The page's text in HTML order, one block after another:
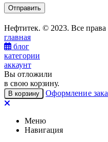
Нефтитек. © 2023. Все
главная
блог
категории
аккаунт
Вы отложили
в свою корзину.
В корзину Оформление
Меню
Навигация